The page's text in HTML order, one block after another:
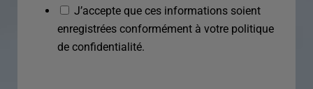
J’accepte que ces informations soient
enregistrées conformément à votre politique
de confidentialité.